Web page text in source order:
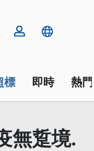
標 即時 熱
無踅境.